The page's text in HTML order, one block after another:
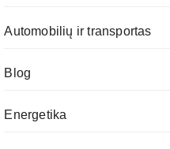
Automobilių ir transportas
Blog
Energetika